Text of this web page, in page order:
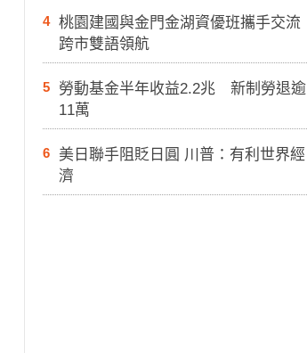
4
桃園建國與金門金湖資優班攜手交流
跨市雙語領航
5
勞動基金半年收益2.2兆 新制勞退逾
11萬
6
美日聯手阻貶日圓 川普：有利世界經
濟